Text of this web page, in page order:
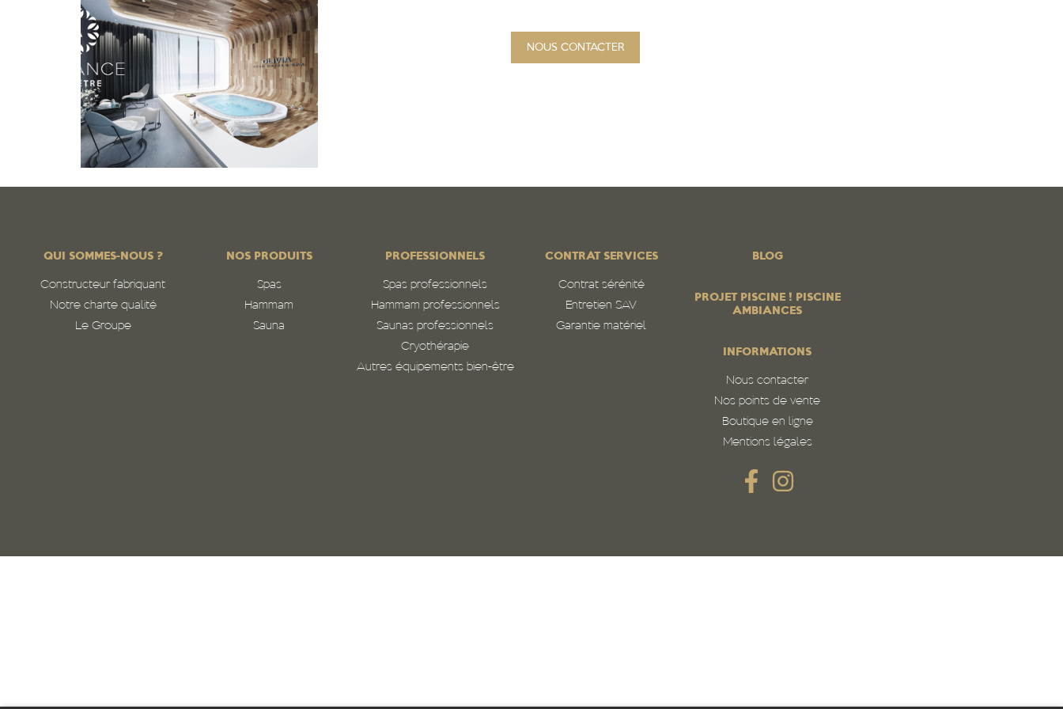
NOUS CONTACTER
QUI SOMMES-NOUS ?
Constructeur fabriquant
Notre charte qualité
Le Groupe
NOS PRODUITS
Spas
Hammam
Sauna
PROFESSIONNELS
Spas professionnels
Hammam professionnels
Saunas professionnels
Cryothérapie
Autres équipements bien-être
CONTRAT SERVICES
Contrat sérénité
Entretien SAV
Garantie matériel
BLOG
PROJET PISCINE ! PISCINE
AMBIANCES
INFORMATIONS
Nous contacter
Nos points de vente
Boutique en ligne
Mentions légales